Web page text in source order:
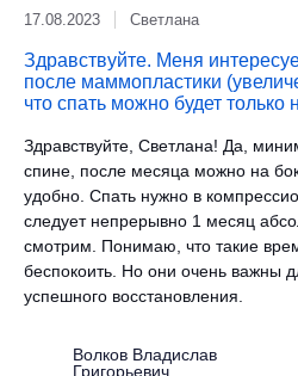
17.08.2023
Светлана
Здравствуйте. Меня
после маммопластики
что спать можно будет только
Здравствуйте, Светлана! Да,
спине, после месяца можно на
удобно. Спать нужно в
следует непрерывно 1 месяц
смотрим. Понимаю, что такие
беспокоить. Но они очень важны
успешного восстановления.
Волков Владислав
Григорьевич